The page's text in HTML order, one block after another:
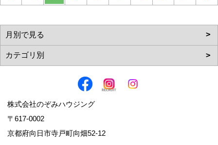
株式会社のぞみハウジング
〒617-0002
京都府向日市寺戸町向畑52-12